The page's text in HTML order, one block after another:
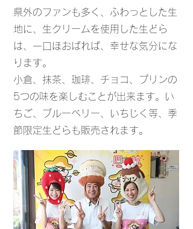
県外のファンも多く、ふわっとした生
地に、生クリームを使用した生どら
は、一口ほおばれば、幸せな気分にな
ります。
小倉、抹茶、珈琲、チョコ、プリンの
5つの味を楽しむことが出来ます。い
ちご、ブルーベリー、いちじく等、季
節限定生どらも販売されます。